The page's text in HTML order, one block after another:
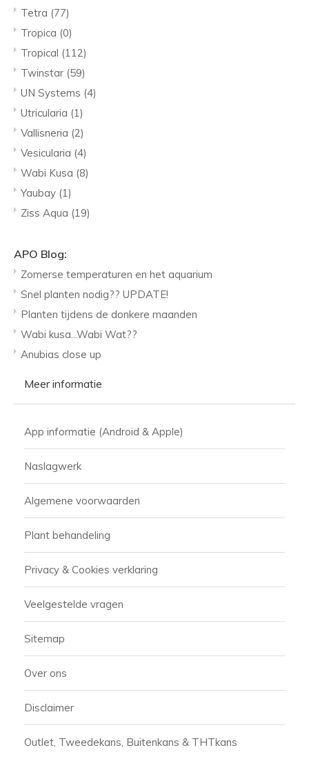
Tetra (77)
Tropica (0)
Tropical (112)
Twinstar (59)
UN Systems (4)
Utricularia (1)
Vallisneria (2)
Vesicularia (4)
Wabi Kusa (8)
Yaubay (1)
Ziss Aqua (19)
APO Blog:
Zomerse temperaturen en het aquarium
Snel planten nodig?? UPDATE!
Planten tijdens de donkere maanden
Wabi kusa...Wabi Wat??
Anubias close up
Meer informatie
App informatie (Android & Apple)
Naslagwerk
Algemene voorwaarden
Plant behandeling
Privacy & Cookies verklaring
Veelgestelde vragen
Sitemap
Over ons
Disclaimer
Outlet, Tweedekans, Buitenkans & THTkans